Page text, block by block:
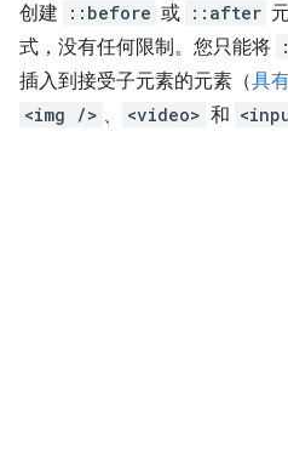
创建 ::before 或 ::after
式，没有任何限制。您只能将
插入到接受子元素的元素（具
<img /> 、 <video> 和